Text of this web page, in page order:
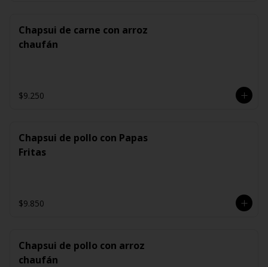
Chapsui de carne con arroz
chaufán
$9.250
Chapsui de pollo con Papas
Fritas
$9.850
Chapsui de pollo con arroz
chaufán